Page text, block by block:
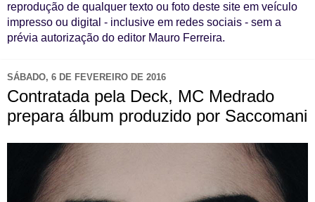
reprodução de qualquer texto ou foto deste site em veículo
impresso ou digital - inclusive em redes sociais - sem a
prévia autorização do editor Mauro Ferreira.
SÁBADO, 6 DE FEVEREIRO DE 2016
Contratada pela Deck, MC Medrado
prepara álbum produzido por Saccomani